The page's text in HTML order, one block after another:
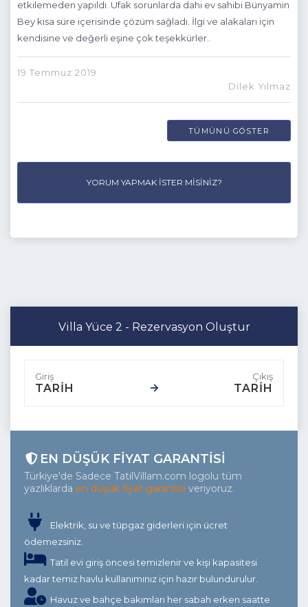
etkilemeden yapıldı. Ufak sorunlarda dahi ev sahibi Bünyamin
Bey kısa süre içerisinde çözüm sağladı. İlgi ve alakaları için
kendisine ve değerli eşine çok teşekkürler..
19 Temmuz 2019
Dilek Yılmaz
TÜMÜNÜ GÖSTER
YORUM YAPMAK İSTER MISINIZ?
Villa Yüce 2 - Rezervasyon Oluştur
TARİH TARİH
EN DÜŞÜK FIYAT GARANTISI
Türkiye'de Sadece TatilVillam.com logolu tüm
yazlıklarda en düşük fiyat garantisi veriyoruz.
Elektrik, su ve tüpgaz giderleri için ücret
ödemezsiniz.
Tatil evi giriş öncesi temizlenir ve kişi kapasitesi
kadar temiz havlu kullanımınız için hazır bulundurulur.
Havuz ve bahçe bakımları her sabah erken saatte